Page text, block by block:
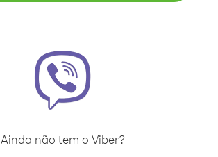
Ainda não tem o Viber?